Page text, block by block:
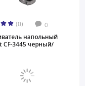
(0) 0
напольный
CF-3445 черный/